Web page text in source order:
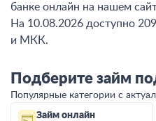
банке онлайн на нашем
На 10.08.2026 доступно
и МКК.
Подберите займ
Популярные категории с
Займ онлайн